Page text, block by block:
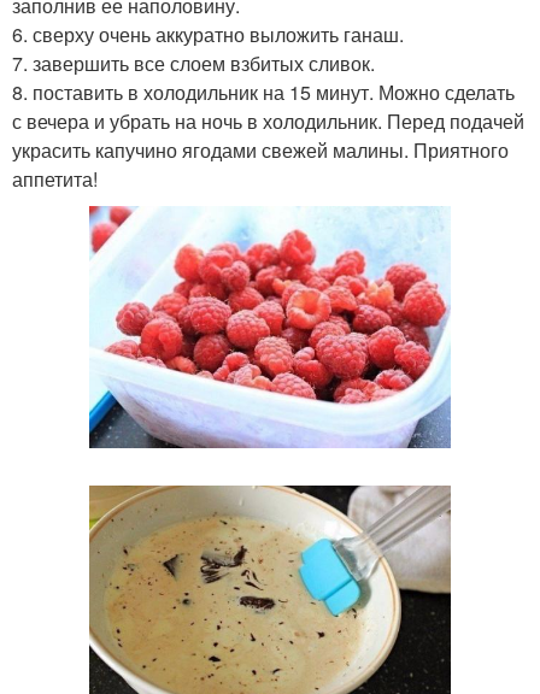
заполнив ее наполовину.
6. сверху очень аккуратно выложить ганаш.
7. завершить все слоем взбитых сливок.
8. поставить в холодильник на 15 минут. Можно сделать
с вечера и убрать на ночь в холодильник. Перед подачей
украсить капучино ягодами свежей малины. Приятного
аппетита!